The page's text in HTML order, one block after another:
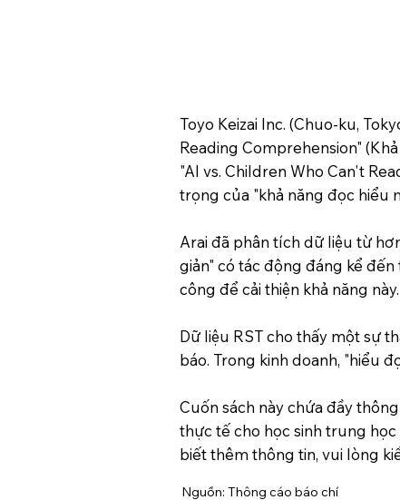
Toyo Keizai Inc. (Chuo-ku,
Reading Comprehension"
"AI vs. Children Who Can't
trọng của "khả năng đọc hiểu
Arai đã phân tích dữ liệu từ
giản" có tác động đáng kể
công để cải thiện khả năng này.
Dữ liệu RST cho thấy một sự
báo. Trong kinh doanh, "hiểu
Cuốn sách này chứa đầy
thực tế cho học sinh trung
biết thêm thông tin, vui lòng
Nguồn: Thông cáo báo chí